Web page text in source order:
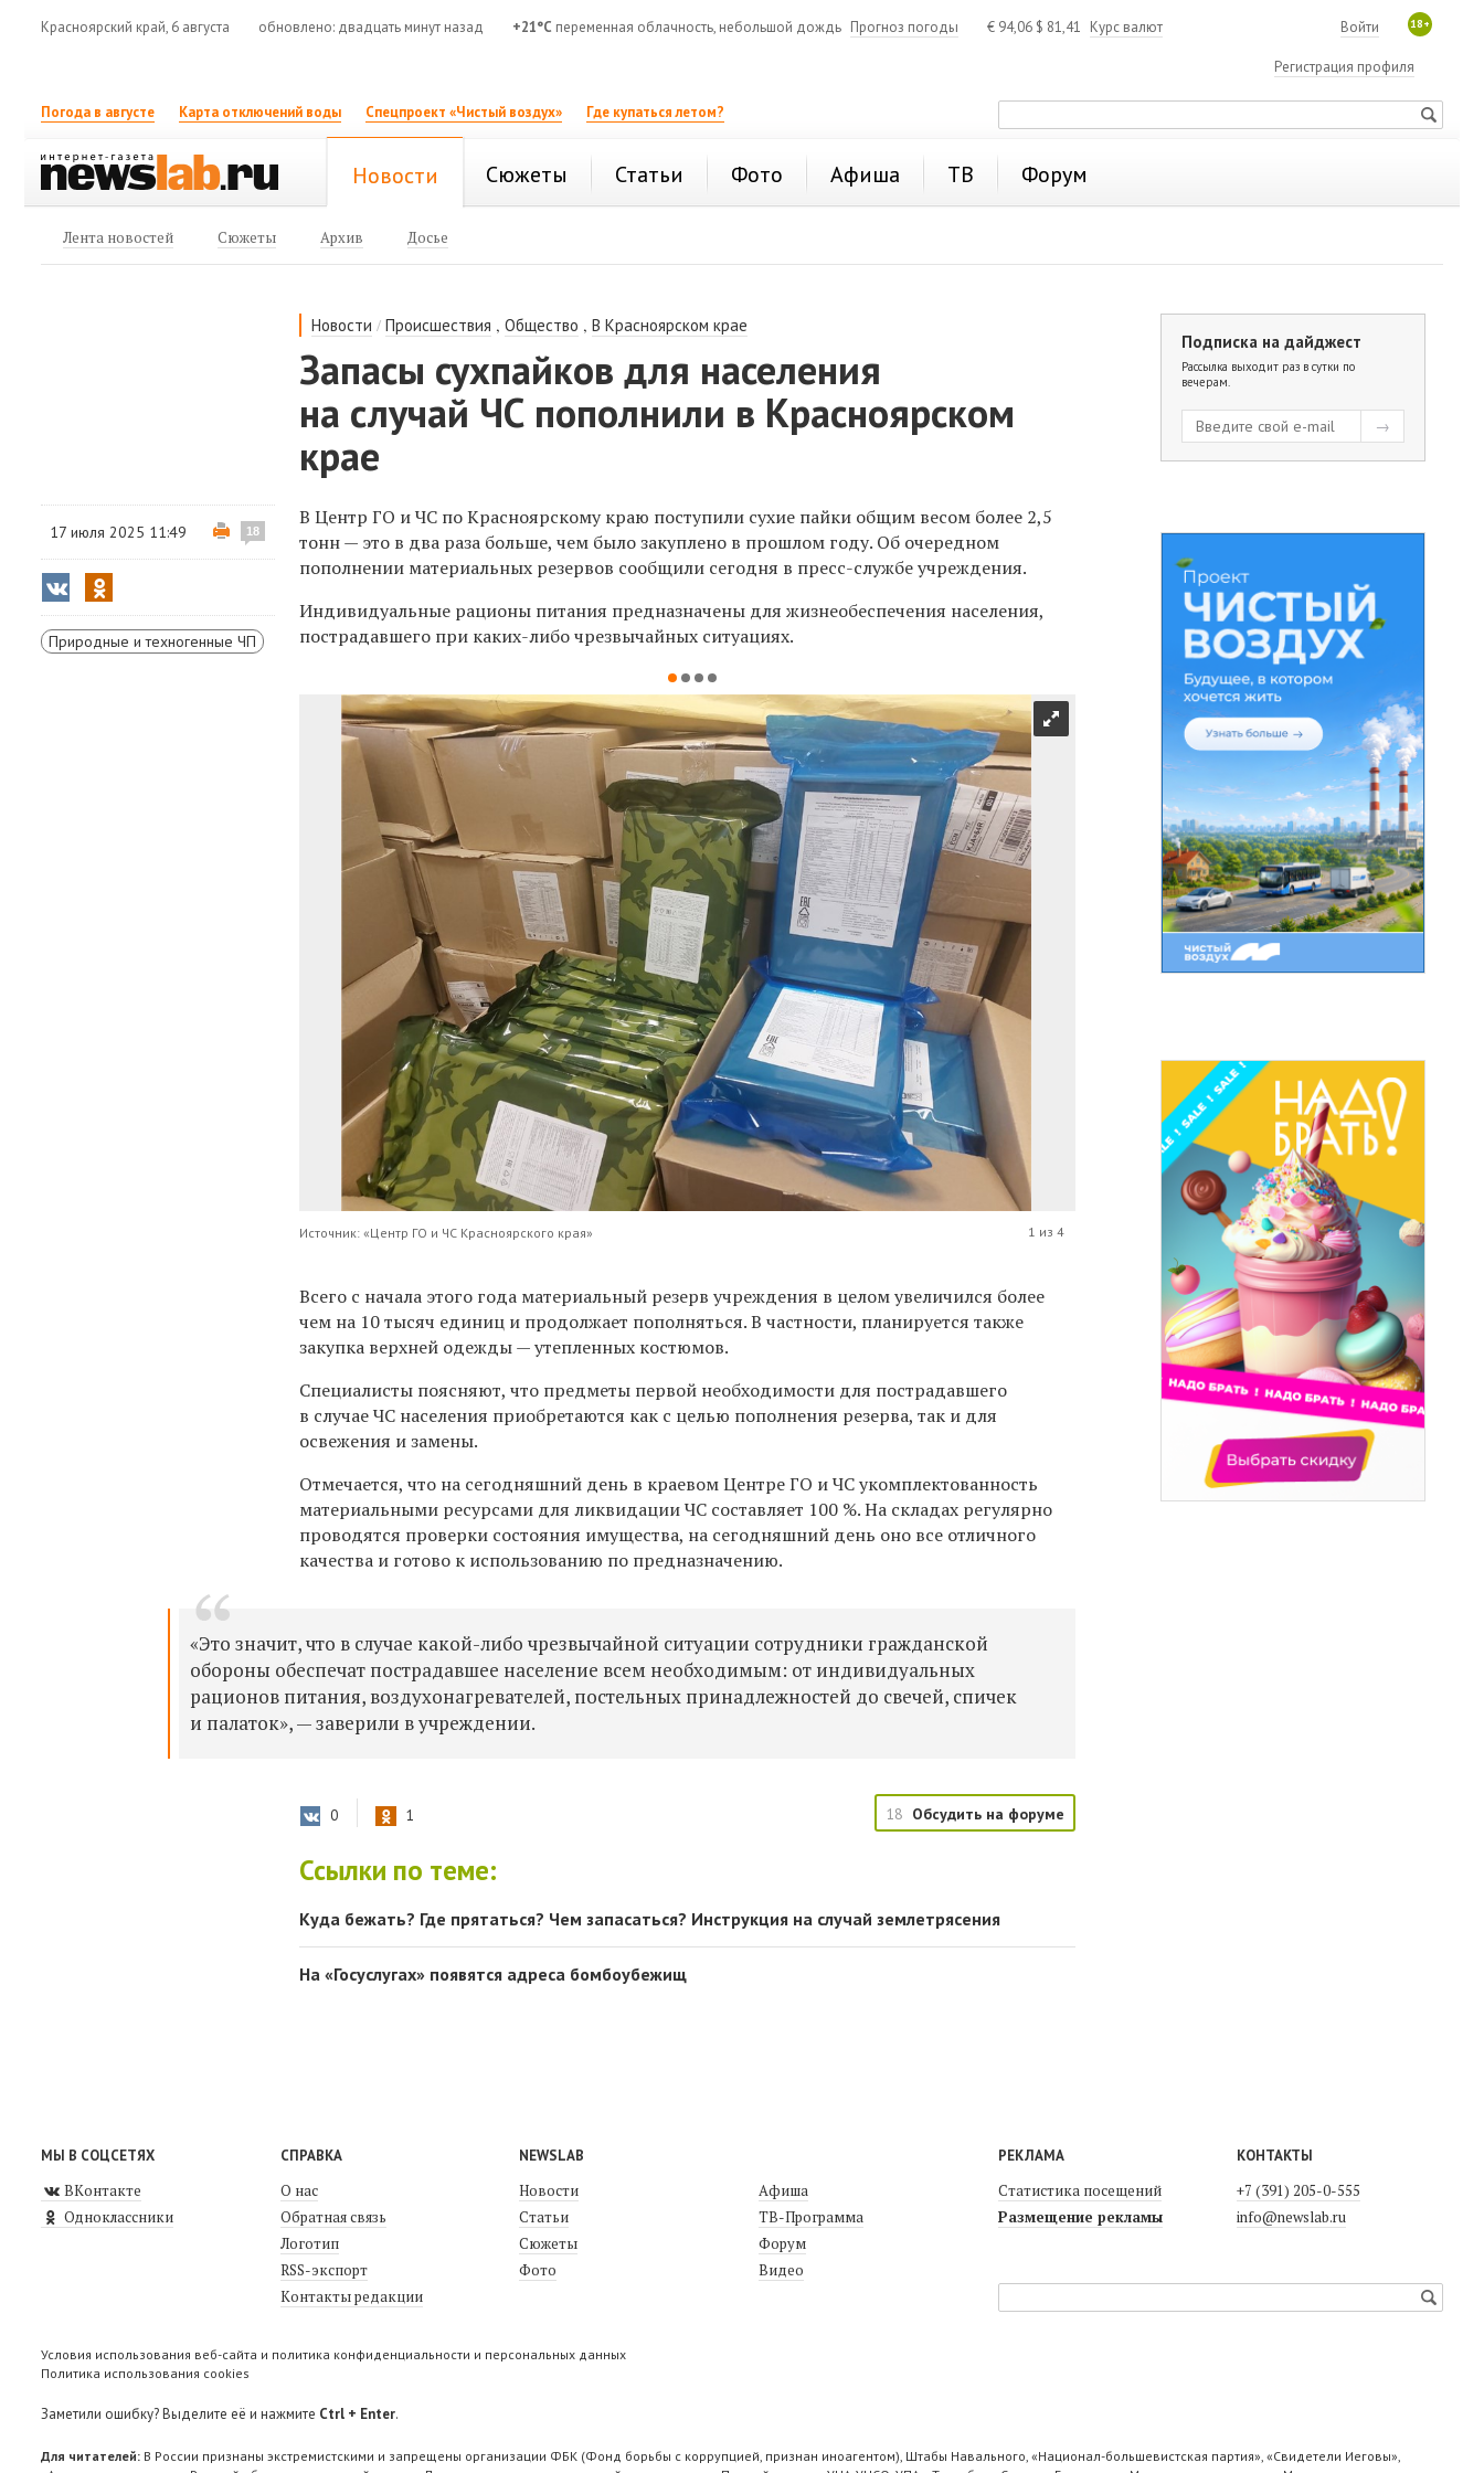
Красноярский край, 6 августа обновлено: двадцать минут назад +21°C переменная облачность, небольшой дождь Прогноз погоды € 94,06 $ 81,41 Курс валют 18+
Войти
Регистрация профиля
Погода в августе Карта отключений воды Спецпроект «Чистый воздух» Где купаться летом?
Новости Сюжеты Статьи Фото Афиша ТВ Форум
Лента новостей Сюжеты Архив Досье
Новости /Происшествия ,Общество ,В Красноярском крае
Запасы сухпайков для населения
на случай ЧС пополнили в Красноярском
крае
17 июля 2025 11:49 18
Природные и техногенные ЧП
В Центр ГО и ЧС по Красноярскому краю поступили сухие пайки общим весом более 2,5
тонн — это в два раза больше, чем было закуплено в прошлом году. Об очередном
пополнении материальных резервов сообщили сегодня в пресс-службе учреждения.
Индивидуальные рационы питания предназначены для жизнеобеспечения населения,
пострадавшего при каких-либо чрезвычайных ситуациях.
Источник: «Центр ГО и ЧС Красноярского края» 1 из 4
Всего с начала этого года материальный резерв учреждения в целом увеличился более
чем на 10 тысяч единиц и продолжает пополняться. В частности, планируется также
закупка верхней одежды — утепленных костюмов.
Специалисты поясняют, что предметы первой необходимости для пострадавшего
в случае ЧС населения приобретаются как с целью пополнения резерва, так и для
освежения и замены.
Отмечается, что на сегодняшний день в краевом Центре ГО и ЧС укомплектованность
материальными ресурсами для ликвидации ЧС составляет 100 %. На складах регулярно
проводятся проверки состояния имущества, на сегодняшний день оно все отличного
качества и готово к использованию по предназначению.
«Это значит, что в случае какой-либо чрезвычайной ситуации сотрудники гражданской
обороны обеспечат пострадавшее население всем необходимым: от индивидуальных
рационов питания, воздухонагревателей, постельных принадлежностей до свечей, спичек
и палаток», — заверили в учреждении.
0 1 18 Обсудить на форуме
Ссылки по теме:
Куда бежать? Где прятаться? Чем запасаться? Инструкция на случай землетрясения
На «Госуслугах» появятся адреса бомбоубежищ
Подписка на дайджест
Рассылка выходит раз в сутки по
вечерам.
МЫ В СОЦСЕТЯХ
ВКонтакте
Одноклассники
СПРАВКА
О нас
Обратная связь
Логотип
RSS-экспорт
Контакты редакции
NEWSLAB
Новости
Статьи
Сюжеты
Фото
Афиша
ТВ-Программа
Форум
Видео
РЕКЛАМА
Статистика посещений
Размещение рекламы
КОНТАКТЫ
+7 (391) 205-0-555
info@newslab.ru
Условия использования веб-сайта и политика конфиденциальности и персональных данных
Политика использования cookies
Заметили ошибку? Выделите её и нажмите Ctrl + Enter.
Для читателей: В России признаны экстремистскими и запрещены организации ФБК (Фонд борьбы с коррупцией, признан иноагентом), Штабы Навального, «Национал-большевистская партия», «Свидетели Иеговы»,